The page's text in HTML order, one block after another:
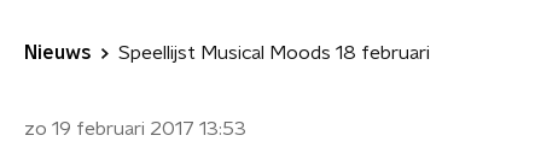
Nieuws Speellijst Musical Moods 18 februari
zo 19 februari 2017 13:53